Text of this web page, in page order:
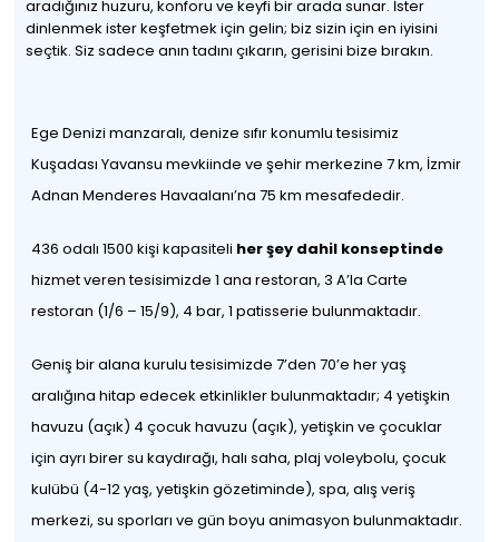
aradığınız huzuru, konforu ve keyfi bir arada sunar. İster
dinlenmek ister keşfetmek için gelin; biz sizin için en iyisini
seçtik. Siz sadece anın tadını çıkarın, gerisini bize bırakın.
Ege Denizi manzaralı, denize sıfır konumlu tesisimiz
Kuşadası Yavansu mevkiinde ve şehir merkezine 7 km, İzmir
Adnan Menderes Havaalanı’na 75 km mesafededir.
436 odalı 1500 kişi kapasiteli her şey dahil konseptinde
hizmet veren tesisimizde 1 ana restoran, 3 A’la Carte
restoran (1/6 – 15/9), 4 bar, 1 patisserie bulunmaktadır.
Geniş bir alana kurulu tesisimizde 7’den 70’e her yaş
aralığına hitap edecek etkinlikler bulunmaktadır; 4 yetişkin
havuzu (açık) 4 çocuk havuzu (açık), yetişkin ve çocuklar
için ayrı birer su kaydırağı, halı saha, plaj voleybolu, çocuk
kulübü (4-12 yaş, yetişkin gözetiminde), spa, alış veriş
merkezi, su sporları ve gün boyu animasyon bulunmaktadır.